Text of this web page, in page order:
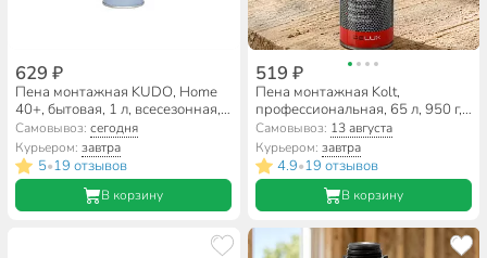
629 ₽
Пена монтажная KUDO, Home
40+, бытовая, 1 л, всесезонная,
KUPH10U40+
Самовывоз:сегодня
Курьером:завтра
5•19 отзывов
В корзину
519 ₽
Пена монтажная Kolt,
профессиональная, 65 л, 950 г,
летняя, K95S65+
Самовывоз: 13 августа
Курьером: завтра
4.9•19 отзывов
В корзину